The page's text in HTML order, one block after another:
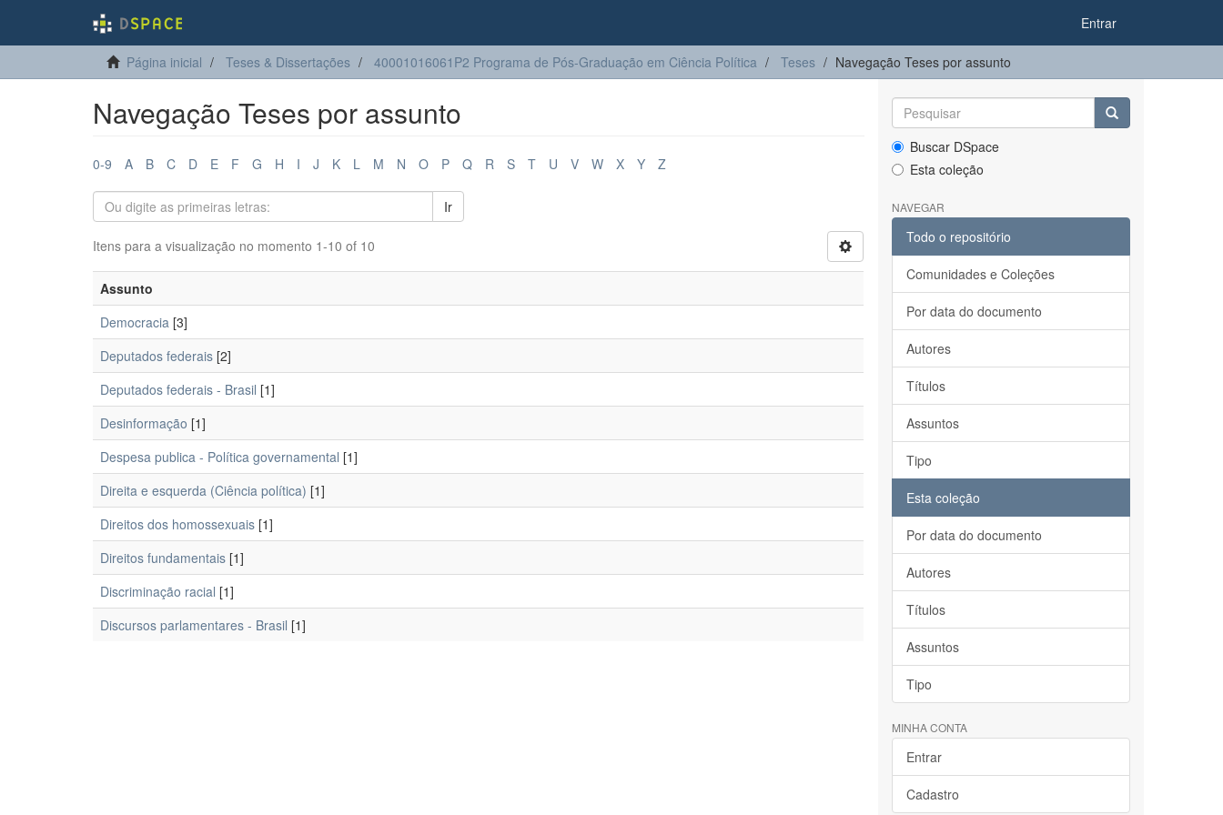
Entrar
Página inicial Teses & Dissertações 40001016061P2 Programa de Pós-Graduação em Ciência Política Teses Navegação Teses por assunto
Navegação Teses por assunto
0-9 A B C D E F G H I J K L M N O P Q R S T U V W X Y Z
Ir
Itens para a visualização no momento 1-10 of 10
Assunto
Democracia [3]
Deputados federais [2]
Deputados federais - Brasil [1]
Desinformação [1]
Despesa publica - Política governamental [1]
Direita e esquerda (Ciência política) [1]
Direitos dos homossexuais [1]
Direitos fundamentais [1]
Discriminação racial [1]
Discursos parlamentares - Brasil [1]
Buscar DSpace
Esta coleção
NAVEGAR
Todo o repositório
Comunidades e Coleções
Por data do documento
Autores
Títulos
Assuntos
Tipo
Esta coleção
Por data do documento
Autores
Títulos
Assuntos
Tipo
MINHA CONTA
Entrar
Cadastro